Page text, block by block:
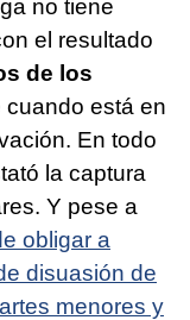
no tiene
el resultado
de los
está en
En todo
la captura
Y pese a
obligar a
disuasión de
menores y